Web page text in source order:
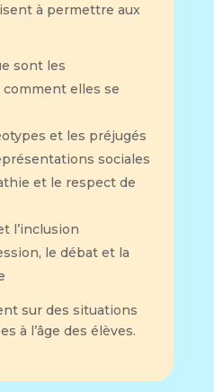
à permettre aux
sont les
elles se
et les préjugés
sociales
et le respect de
l’inclusion
le débat et la
sur des situations
à l’âge des élèves.